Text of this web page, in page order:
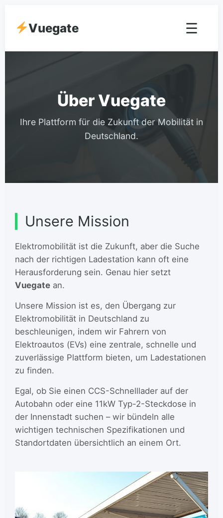
Vuegate ☰
Über Vuegate
Ihre Plattform für die Zukunft der Mobilität in
Deutschland.
Unsere Mission
Elektromobilität ist die Zukunft, aber die Suche
nach der richtigen Ladestation kann oft eine
Herausforderung sein. Genau hier setzt
Vuegate an.
Unsere Mission ist es, den Übergang zur
Elektromobilität in Deutschland zu
beschleunigen, indem wir Fahrern von
Elektroautos (EVs) eine zentrale, schnelle und
zuverlässige Plattform bieten, um Ladestationen
zu finden.
Egal, ob Sie einen CCS-Schnelllader auf der
Autobahn oder eine 11kW Typ-2-Steckdose in
der Innenstadt suchen – wir bündeln alle
wichtigen technischen Spezifikationen und
Standortdaten übersichtlich an einem Ort.